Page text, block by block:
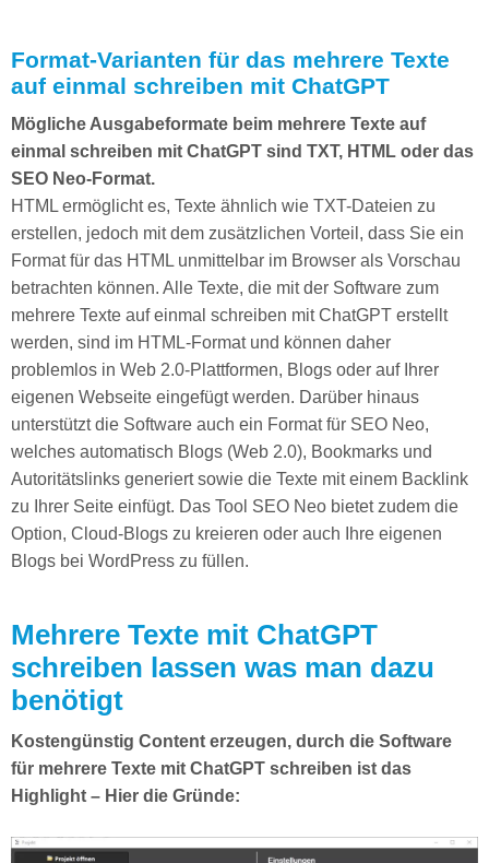
Format-Varianten für das mehrere Texte
auf einmal schreiben mit ChatGPT
Mögliche Ausgabeformate beim mehrere Texte auf
einmal schreiben mit ChatGPT sind TXT, HTML oder das
SEO Neo-Format.
HTML ermöglicht es, Texte ähnlich wie TXT-Dateien zu
erstellen, jedoch mit dem zusätzlichen Vorteil, dass Sie ein
Format für das HTML unmittelbar im Browser als Vorschau
betrachten können. Alle Texte, die mit der Software zum
mehrere Texte auf einmal schreiben mit ChatGPT erstellt
werden, sind im HTML-Format und können daher
problemlos in Web 2.0-Plattformen, Blogs oder auf Ihrer
eigenen Webseite eingefügt werden. Darüber hinaus
unterstützt die Software auch ein Format für SEO Neo,
welches automatisch Blogs (Web 2.0), Bookmarks und
Autoritätslinks generiert sowie die Texte mit einem Backlink
zu Ihrer Seite einfügt. Das Tool SEO Neo bietet zudem die
Option, Cloud-Blogs zu kreieren oder auch Ihre eigenen
Blogs bei WordPress zu füllen.
Mehrere Texte mit ChatGPT
schreiben lassen was man dazu
benötigt
Kostengünstig Content erzeugen, durch die Software
für mehrere Texte mit ChatGPT schreiben ist das
Highlight – Hier die Gründe: